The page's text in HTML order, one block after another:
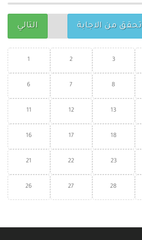
تحقق من الاجابة التالي
1 2 3
6 7 8
11 12 13
16 17 18
21 22 23
26 27 28